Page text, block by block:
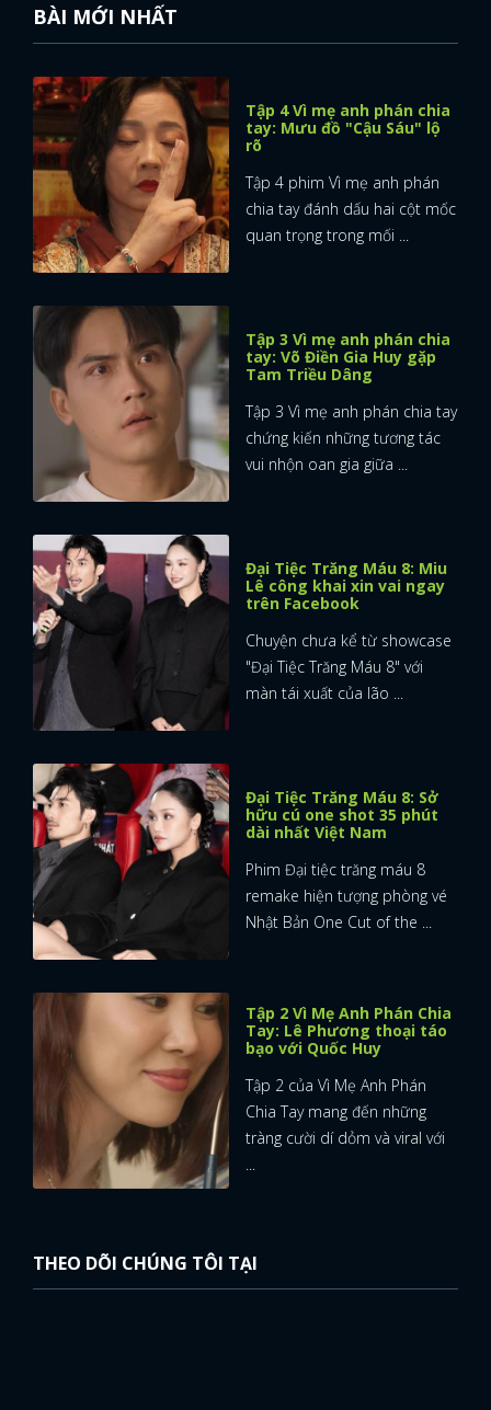
BÀI MỚI NHẤT
Tập 4 Vì mẹ anh phán chia
tay: Mưu đồ "Cậu Sáu" lộ
rõ
Tập 4 phim Vì mẹ anh phán
chia tay đánh dấu hai cột mốc
quan trọng trong mối ...
Tập 3 Vì mẹ anh phán chia
tay: Võ Điền Gia Huy gặp
Tam Triều Dâng
Tập 3 Vì mẹ anh phán chia tay
chứng kiến những tương tác
vui nhộn oan gia giữa ...
Đại Tiệc Trăng Máu 8: Miu
Lê công khai xin vai ngay
trên Facebook
Chuyện chưa kể từ showcase
"Đại Tiệc Trăng Máu 8" với
màn tái xuất của lão ...
Đại Tiệc Trăng Máu 8: Sở
hữu cú one shot 35 phút
dài nhất Việt Nam
Phim Đại tiệc trăng máu 8
remake hiện tượng phòng vé
Nhật Bản One Cut of the ...
Tập 2 Vì Mẹ Anh Phán Chia
Tay: Lê Phương thoại táo
bạo với Quốc Huy
Tập 2 của Vì Mẹ Anh Phán
Chia Tay mang đến những
tràng cười dí dỏm và viral với
...
THEO DÕI CHÚNG TÔI TẠI